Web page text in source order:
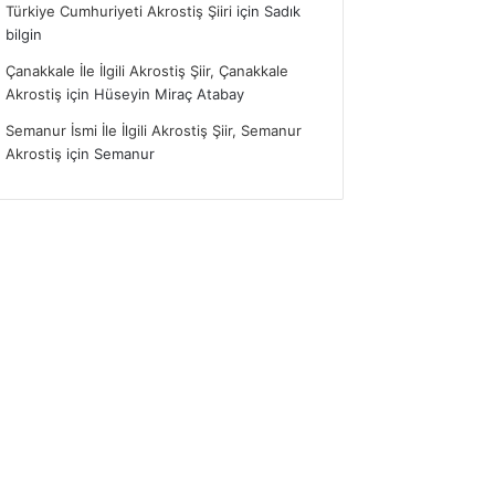
Türkiye Cumhuriyeti Akrostiş Şiiri için Sadık
bilgin
Çanakkale İle İlgili Akrostiş Şiir, Çanakkale
Akrostiş için Hüseyin Miraç Atabay
Semanur İsmi İle İlgili Akrostiş Şiir, Semanur
Akrostiş için Semanur